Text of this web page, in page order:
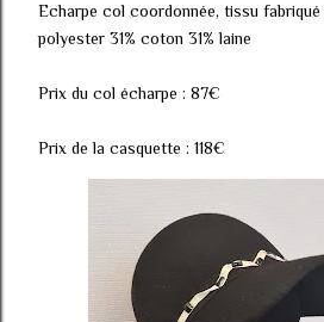
Echarpe col coordonnée, tissu fabriqué
polyester 31% coton 31% laine
Prix du col écharpe : 87€
Prix de la casquette : 118€